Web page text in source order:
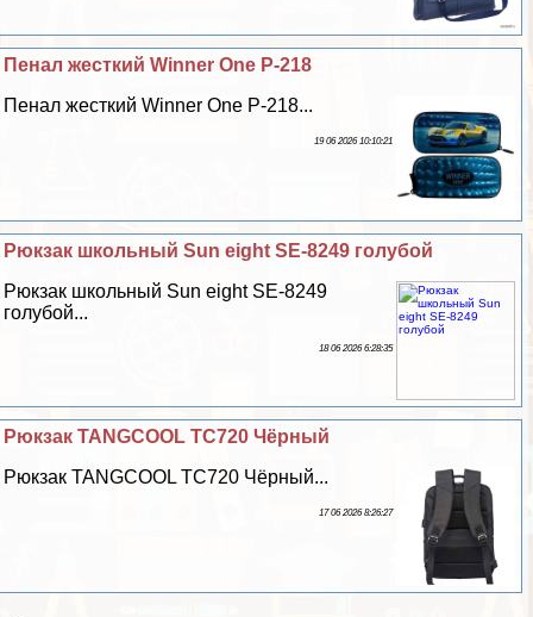
Пенал жесткий Winner One P-218
Пенал жесткий Winner One P-218...
19 06 2026 10:10:21
Рюкзак школьный Sun eight SE-8249 гoлyбой
Рюкзак школьный Sun eight SE-8249
гoлyбой...
18 06 2026 6:28:35
Рюкзак TANGCOOL TC720 Чёрный
Рюкзак TANGCOOL TC720 Чёрный...
17 06 2026 8:26:27